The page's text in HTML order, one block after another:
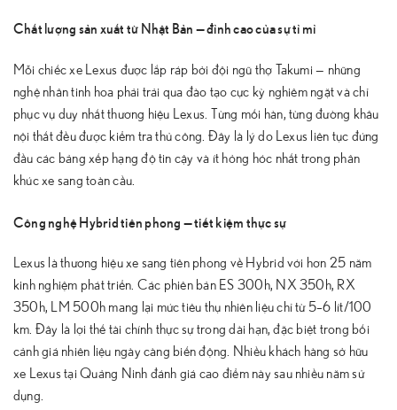
Chất lượng sản xuất từ Nhật Bản — đỉnh cao của sự tỉ mỉ
Mỗi chiếc xe Lexus được lắp ráp bởi đội ngũ thợ Takumi — những
nghệ nhân tinh hoa phải trải qua đào tạo cực kỳ nghiêm ngặt và chỉ
phục vụ duy nhất thương hiệu Lexus. Từng mối hàn, từng đường khâu
nội thất đều được kiểm tra thủ công. Đây là lý do Lexus liên tục đứng
đầu các bảng xếp hạng độ tin cậy và ít hỏng hóc nhất trong phân
khúc xe sang toàn cầu.
Công nghệ Hybrid tiên phong — tiết kiệm thực sự
Lexus là thương hiệu xe sang tiên phong về Hybrid với hơn 25 năm
kinh nghiệm phát triển. Các phiên bản ES 300h, NX 350h, RX
350h, LM 500h mang lại mức tiêu thụ nhiên liệu chỉ từ 5–6 lít/100
km. Đây là lợi thế tài chính thực sự trong dài hạn, đặc biệt trong bối
cảnh giá nhiên liệu ngày càng biến động. Nhiều khách hàng sở hữu
xe Lexus tại Quảng Ninh đánh giá cao điểm này sau nhiều năm sử
dụng.